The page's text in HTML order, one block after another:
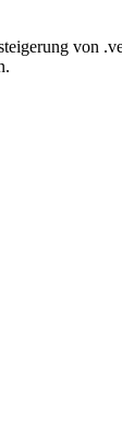
von